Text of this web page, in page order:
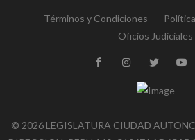
Términos y Condiciones
Oficios Judiciales
© 2026 LEGISLATURA CIUDAD